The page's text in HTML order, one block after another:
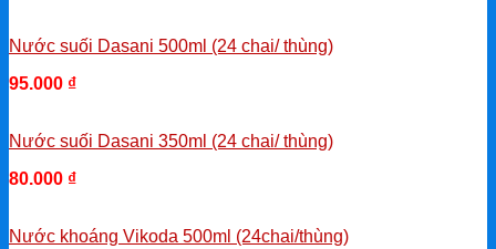
Nước suối Dasani 500ml (24 chai/ thùng)
95.000 ₫
Nước suối Dasani 350ml (24 chai/ thùng)
80.000 ₫
Nước khoáng Vikoda 500ml (24chai/thùng)